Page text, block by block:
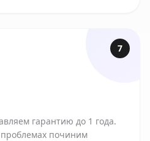
7
гарантию до 1 года.
починим